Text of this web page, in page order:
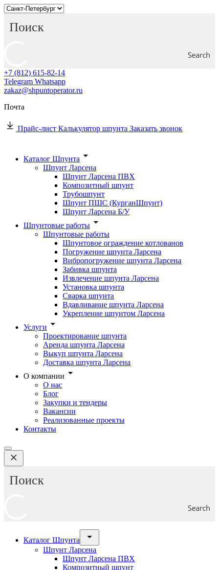
Search
+7 (812) 615-82-14
Telegram Whatsapp
zakaz@shpuntoperator.ru
Почта
Прайс-лист Калькулятор шпунта Заказать звонок
Каталог Шпунта
Шпунт Ларсена
Шпунт Ларсена ПВХ
Композитный шпунт
Трубошпунт
Шпунт ПШС (КурганШпунт)
Шпунт Ларсена Б/У
Шпунтовые работы
Шпунтовые работы
Шпунтовое ограждение котлованов
Погружение шпунта Ларсена
Вибропогружение шпунта Ларсена
Забивка шпунта
Извлечение шпунта Ларсена
Установка шпунта
Сварка шпунта
Вдавливание шпунта Ларсена
Укрепление шпунтом Ларсена
Услуги
Проектирование шпунта
Аренда шпунта Ларсена
Выкуп шпунта Ларсена
Доставка шпунта Ларсена
О компании
О нас
Блог
Закупки и тендеры
Вакансии
Реализованные проекты
Контакты
Search
Каталог Шпунта
Шпунт Ларсена
Шпунт Ларсена ПВХ
Композитный шпунт